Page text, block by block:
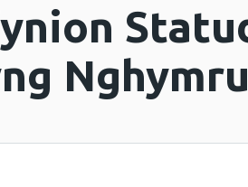
Nghymru